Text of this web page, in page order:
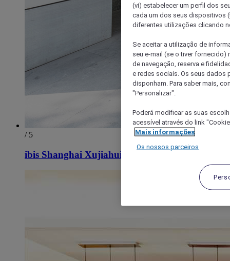
/ 5
ibis Shanghai Xujiahui
(vi) estabelecer um perfil dos
cada um dos seus dispositivos
diferentes utilizações clicando
Se aceitar a utilização de
seu e-mail (se o tiver
de navegação, reserva e
e redes sociais. Os seus dados
disponham. Para saber mais,
"Personalizar".
Poderá modificar as suas
acessível através do link
Mais informações
Os nossos parceiros